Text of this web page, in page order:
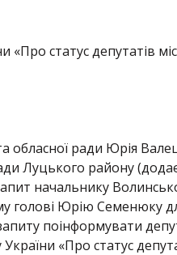
«Про статус депутатів
обласної ради Юрія
Луцького району
начальнику
голові Юрію Семенюку
поінформувати
«Про статус